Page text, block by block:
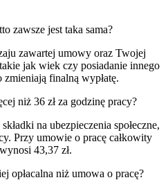
zawsze jest taka sama?
zawartej umowy oraz Twojej
jak wiek czy posiadanie innego
zmieniają finalną wypłatę.
niż 36 zł za godzinę pracy?
na ubezpieczenia społeczne,
Przy umowie o pracę całkowity
43,37 zł.
opłacalna niż umowa o pracę?